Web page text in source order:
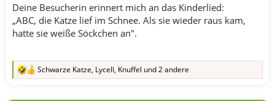
Deine Besucherin erinnert mich an das Kinderlied:
„ABC, die Katze lief im Schnee. Als sie wieder raus kam,
hatte sie weiße Söckchen an".
R
Schwarze Katze, Lycell, Knuffel und 2 andere